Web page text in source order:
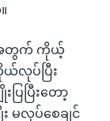
အတွက် ကိုယ့်
လုပ်ပြီး
ြပြီးတော့
မလုပ်စေချင်